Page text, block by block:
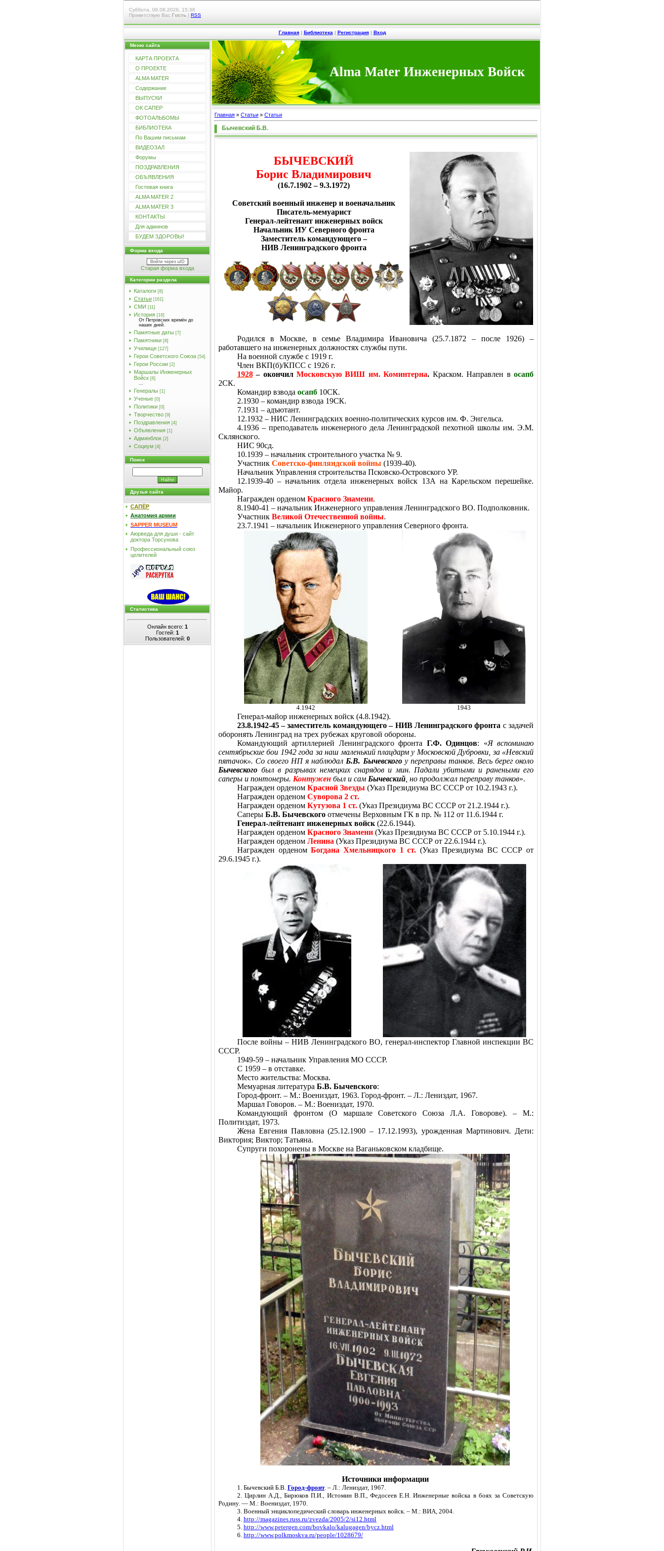
Суббота, 08.08.2026, 15:38
Приветствую Вас Гость | RSS
Главная| Библиотека | Регистрация| Вход
Меню сайта
КАРТА ПРОЕКТА
О ПРОЕКТЕ
ALMA MATER
Содержание
ВЫПУСКИ
ОК САПЕР
ФОТОАЛЬБОМЫ
БИБЛИОТЕКА
По Вашим письмам
ВИДЕОЗАЛ
Форумы
ПОЗДРАВЛЕНИЯ
ОБЪЯВЛЕНИЯ
Гостевая книга
ALMA MATER 2
ALMA MATER 3
КОНТАКТЫ
Для админов
БУДЕМ ЗДОРОВЫ!
Форма входа
Войти через uID
Старая форма входа
Категории раздела
Каталоги [8]
Статьи [161]
СМИ [11]
История [16]
От Петровских времён до
наших дней.
Памятные даты [7]
Памятники [8]
Училищe [127]
Герои Советского Союза [54]
Герои России [2]
Маршалы Инженерных
Войск [6]
...
Генералы [1]
Ученые [0]
Политики [0]
Творчество [9]
Поздравления [4]
Объявления [1]
Админблок [2]
Социум [4]
Поиск
Друзья сайта
САПЁР
Анатомия армии
SAPPER MUSEUM
Аюрведа для души - сайт
доктора Торсунова
Профессиональный союз
целителей
Статистика
Онлайн всего: 1
Гостей: 1
Пользователей: 0
Alma Mater Инженерных Войск
Главная » Статьи » Статьи
Бычевский Б.В.
БЫЧЕВСКИЙ
Борис Владимирович
(16.7.1902 – 9.3.1972)
Советский военный инженер и военачальник
Писатель-мемуарист
Генерал-лейтенант инженерных войск
Начальник ИУ Северного фронта
Заместитель командующего –
НИВ Ленинградского фронта
Родился в Москве, в семье Владимира Ивановича (25.7.1872 – после 1926) –
работавшего на инженерных должностях службы пути.
На военной службе с 1919 г.
Член ВКП(б)/КПСС с 1926 г.
1928– окончилМосковскую ВИШ им. Коминтерна. Краском. Направлен в осапб
2СК.
Командир взвода осапб10СК.
2.1930 – командир взвода 19СК.
7.1931 – адъютант.
12.1932 – НИС Ленинградских военно-политических курсов им. Ф. Энгельса.
4.1936 – преподаватель инженерного дела Ленинградской пехотной школы им. Э.М.
Склянского.
НИС 90сд.
10.1939 – начальник строительного участка № 9.
Участник Советско-финляндской войны (1939-40).
Начальник Управления строительства Псковско-Островского УР.
12.1939-40 – начальник отдела инженерных войск 13А на Карельском перешейке.
Майор.
Награжден орденом Красного Знамени.
8.1940-41 – начальник Инженерного управления Ленинградского ВО. Подполковник.
Участник Великой Отечественной войны.
23.7.1941 – начальник Инженерного управления Северного фронта.
4.1942 1943
Генерал-майор инженерных войск (4.8.1942).
23.8.1942-45 – заместитель командующего – НИВ Ленинградского фронта с задачей
оборонять Ленинград на трех рубежах круговой обороны.
Командующий артиллерией Ленинградского фронта Г.Ф. Одинцов: «Я вспоминаю
сентябрьские бои 1942 года за наш маленький плацдарм у Московской Дубровки, за «Невский
пятачок». Со своего НП я наблюдал Б.В. Бычевскогоу переправы танков. Весь берег около
Бычевского был в разрывах немецких снарядов и мин. Падали убитыми и ранеными его
саперы и понтонеры. Контужен был и сам Бычевский , но продолжал переправу танков».
Награжден орденом Красной Звезды (Указ Президиума ВС СССР от 10.2.1943 г.).
Награжден орденом Суворова 2 ст.
Награжден орденом Кутузова 1 ст.(Указ Президиума ВС СССР от 21.2.1944 г.).
Саперы Б.В. Бычевского отмечены Верховным ГК в пр. № 112 от 11.6.1944 г.
Генерал-лейтенант инженерных войск (22.6.1944).
Награжден орденом Красного Знамени (Указ Президиума ВС СССР от 5.10.1944 г.).
Награжден орденом Ленина (Указ Президиума ВС СССР от 22.6.1944 г.).
Награжден орденомБогдана Хмельницкого 1 ст.(Указ Президиума ВС СССР от
29.6.1945 г.).
После войны – НИВ Ленинградского ВО, генерал-инспектор Главной инспекции ВС
СССР.
1949-59 – начальник Управления МО СССР.
С 1959 – в отставке.
Место жительства: Москва.
Мемуарная литература Б.В. Бычевского:
Город-фронт. – М.: Воениздат, 1963. Город-фронт. – Л.: Лениздат, 1967.
Маршал Говоров. – М.: Воениздат, 1970.
Командующий фронтом (О маршале Советского Союза Л.А. Говорове). – М.:
Политиздат, 1973.
Жена Евгения Павловна (25.12.1900 – 17.12.1993), урожденная Мартинович. Дети:
Виктория; Виктор; Татьяна.
Супруги похоронены в Москве на Ваганьковском кладбище.
Источники информации
1. Бычевский Б.В. Город-фронт. – Л.: Лениздат, 1967.
2. Цирлин А.Д .,Бирюков П.И Истомин В.П., Федосеев Е.Н .Инженерные войска в боях за Советскую
Родину. — М.: Воениздат, 1970.
3. Военный энциклопедический словарь инженерных войск. – М.: ВИА, 2004.
4. http://magazines.russ.ru/zvezda/2005/2/si12.html
5. http://www.petergen.com/bovkalo/kalugagen/bycz.html
6. http://www.polkmoskva.ru/people/1028679/